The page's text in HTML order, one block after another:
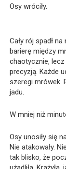
Osy wróciły.
Cały rój spadł
barierę między
chaotycznie,
precyzją. Każde
szeregi mrówek.
jadu.
W mniej niż
Osy unosiły się
Nie atakowały.
tak blisko, że